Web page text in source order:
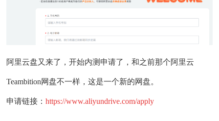
阿里云盘又来了，开始内测申请了，和之前那个阿里云
Teambition网盘不一样，这是一个新的网盘。
申请链接：https://www.aliyundrive.com/apply